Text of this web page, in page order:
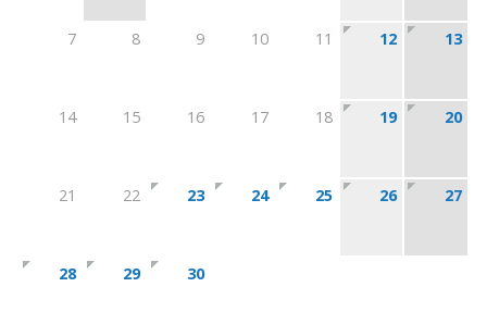
7 8 9 10 11 12 13
14 15 16 17 18 19 20
21 22 23 24 25 26 27
28 29 30